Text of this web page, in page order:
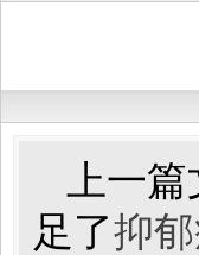
上一
足了抑